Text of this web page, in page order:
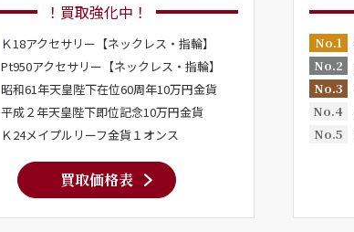
！買取強化中！
Ｋ18アクセサリー【ネックレス・指輪】
Pt950アクセサリー【ネックレス・指輪】
昭和61年天皇陛下在位60周年10万円金貨
平成２年天皇陛下即位記念10万円金貨
Ｋ24メイプルリーフ金貨１オンス
買取価格表
No.1
No.2
No.3
No.4
No.5